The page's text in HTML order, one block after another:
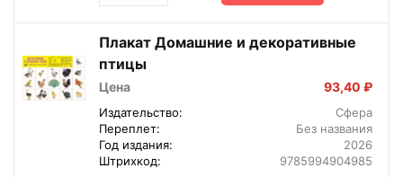
Плакат Домашние и декоративные
птицы
Цена 93,40 ₽
Издательство:
Сфера
Переплет:
Без названия
Год издания:
2026
Штрихкод:
9785994904985